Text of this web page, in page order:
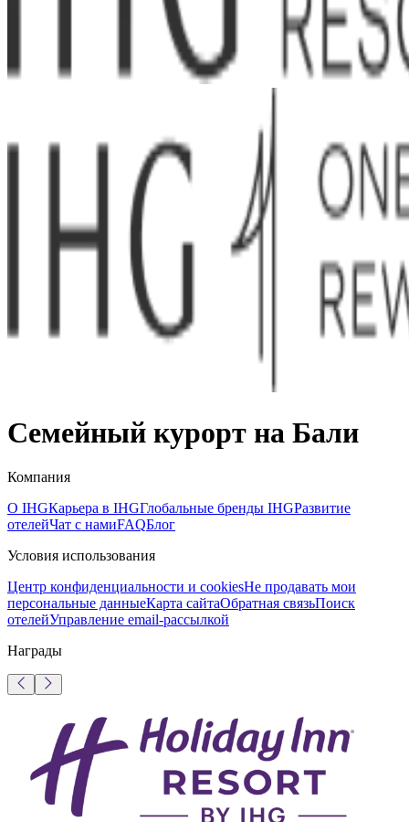
Семейный курорт на Бали
Компания
О IHGКарьера в IHGГлобальные бренды IHGРазвитие
отелейЧат с намиFAQБлог
Условия использования
Центр конфиденциальности и cookiesНе продавать мои
персональные данныеКарта сайтаОбратная связьПоиск
отелейУправление email-рассылкой
Награды